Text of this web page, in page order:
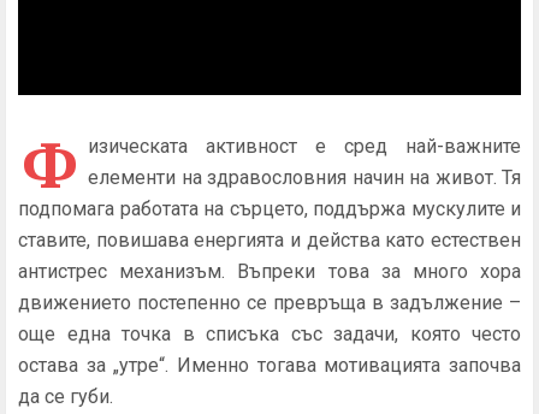
Ф изическата активност е сред най-важните
елементи на здравословния начин на живот. Тя
подпомага работата на сърцето, поддържа мускулите и
ставите, повишава енергията и действа като естествен
антистрес механизъм. Въпреки това за много хора
движението постепенно се превръща в задължение –
още една точка в списъка със задачи, която често
остава за „утре“. Именно тогава мотивацията започва
да се губи.